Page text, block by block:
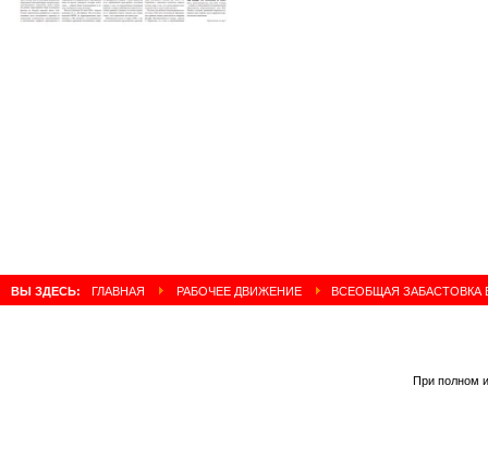
ВЫ ЗДЕСЬ: ГЛАВНАЯ РАБОЧЕЕ ДВИЖЕНИЕ ВСЕОБЩАЯ ЗАБАСТОВКА
При полном